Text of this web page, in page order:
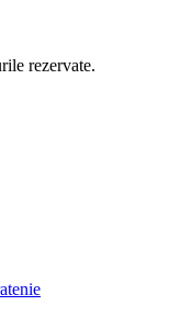
rezervate.